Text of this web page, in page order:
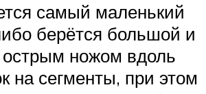
самый маленький
берётся большой и
острым ножом вдоль
на сегменты, при этом